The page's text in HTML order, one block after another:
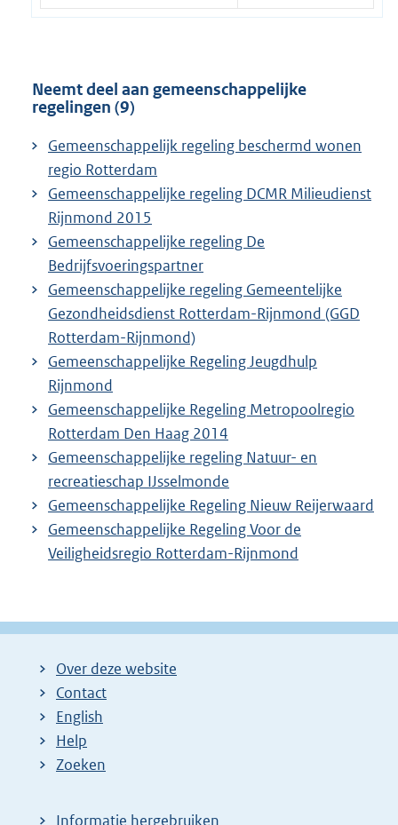
Neemt deel aan gemeenschappelijke
regelingen (9)
Gemeenschappelijk regeling beschermd wonen
regio Rotterdam
Gemeenschappelijke regeling DCMR Milieudienst
Rijnmond 2015
Gemeenschappelijke regeling De
Bedrijfsvoeringspartner
Gemeenschappelijke regeling Gemeentelijke
Gezondheidsdienst Rotterdam-Rijnmond (GGD
Rotterdam-Rijnmond)
Gemeenschappelijke Regeling Jeugdhulp
Rijnmond
Gemeenschappelijke Regeling Metropoolregio
Rotterdam Den Haag 2014
Gemeenschappelijke regeling Natuur- en
recreatieschap IJsselmonde
Gemeenschappelijke Regeling Nieuw Reijerwaard
Gemeenschappelijke Regeling Voor de
Veiligheidsregio Rotterdam-Rijnmond
Over deze website
Contact
English
Help
Zoeken
Informatie hergebruiken